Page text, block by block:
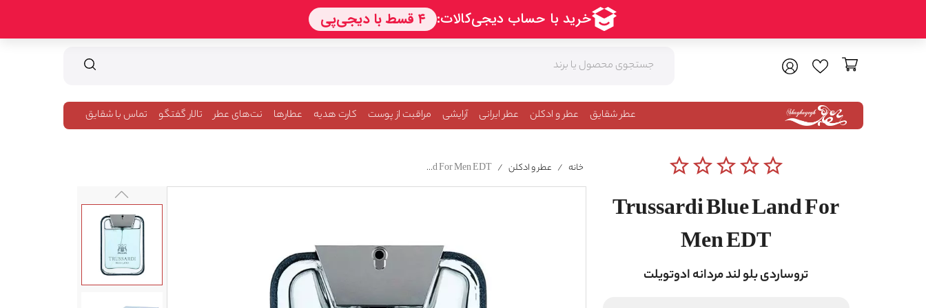
عطر شقایق عطر و ادکلن عطر ایرانی آرایشی مراقبت از پوست کارت هدیه عطارها نت‌های عطر تالار گفتگو تماس با شقایق
star_borderstar_borderstar_borderstar_borderstar_border
Trussardi Blue Land For
Men EDT
تروساردی بلو لند مردانه ادوتویلت
خانه / عطر و ادکلن /
Trussardi Blue Land For Men EDT